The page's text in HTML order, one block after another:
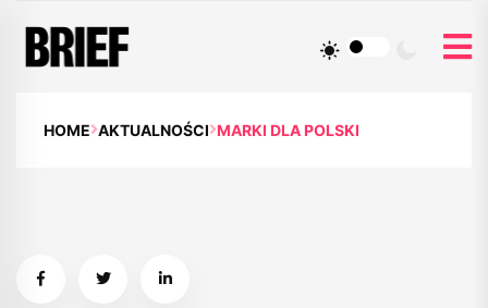
HOME AKTUALNOŚCI MARKI DLA POLSKI